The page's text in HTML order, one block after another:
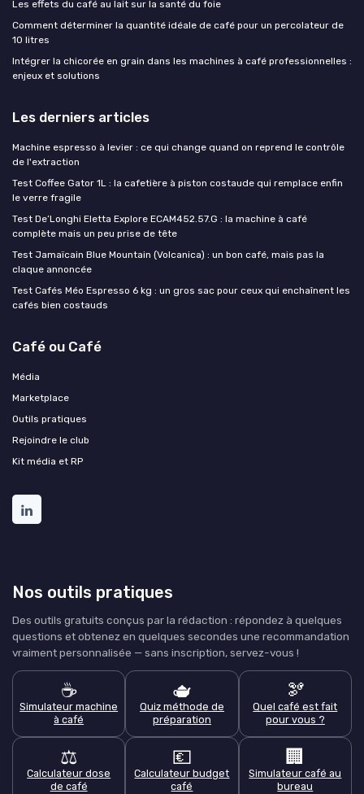
Les effets du café au lait sur la santé du foie
Comment déterminer la quantité idéale de café pour un percolateur de
10 litres
Intégrer la chicorée en grain dans les machines à café professionnelles :
enjeux et solutions
Les derniers articles
Machine espresso à levier : ce qui change quand on reprend le contrôle
de l'extraction
Test Coffee Gator 1L : la cafetière à piston costaude qui remplace enfin
le verre fragile
Test De’Longhi Eletta Explore ECAM452.57.G : la machine à café
complète mais un peu prise de tête
Test Jamaïcain Blue Mountain (Volcanica) : un bon café, mais pas la
claque annoncée
Test Cafés Méo Espresso 6 kg : un gros sac pour ceux qui enchaînent les
cafés bien costauds
Café ou Café
Média
Marketplace
Outils pratiques
Rejoindre le club
Kit média et RP
Nos outils pratiques
Des outils gratuits conçus par la rédaction : répondez à quelques
questions et obtenez en quelques secondes une recommandation
vraiment personnalisée — sans inscription, servez-vous !
☕
Simulateur machine
à café
🫖
Quiz méthode de
préparation
🫘
Quel café est fait
pour vous ?
⚖️
Calculateur dose
de café
💶
Calculateur budget
café
🏢
Simulateur café au
bureau